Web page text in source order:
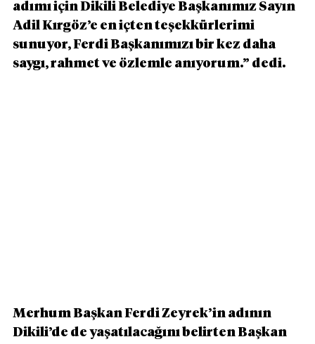
adımı için Dikili Belediye Başkanımız Sayın
Adil Kırgöz’e en içten teşekkürlerimi
sunuyor, Ferdi Başkanımızı bir kez daha
saygı, rahmet ve özlemle anıyorum.” dedi.
Merhum Başkan Ferdi Zeyrek’in adının
Dikili’de de yaşatılacağını belirten Başkan